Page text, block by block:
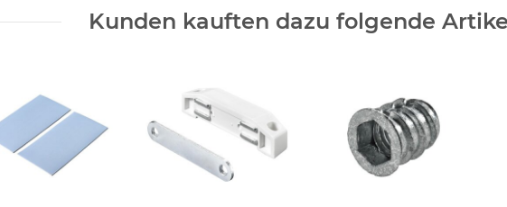
Kunden kauften dazu folgende